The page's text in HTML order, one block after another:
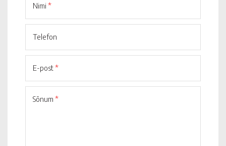
Nimi *
Telefon
E-post*
Sõnum *